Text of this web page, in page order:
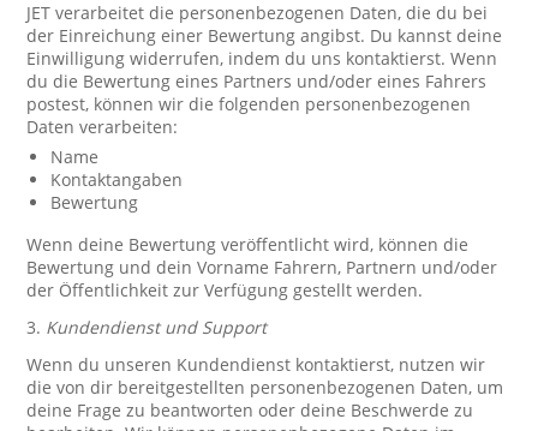
JET verarbeitet die personenbezogenen Daten, die du bei
der Einreichung einer Bewertung angibst. Du kannst deine
Einwilligung widerrufen, indem du uns kontaktierst. Wenn
du die Bewertung eines Partners und/oder eines Fahrers
postest, können wir die folgenden personenbezogenen
Daten verarbeiten:
Name
Kontaktangaben
Bewertung
Wenn deine Bewertung veröffentlicht wird, können die
Bewertung und dein Vorname Fahrern, Partnern und/oder
der Öffentlichkeit zur Verfügung gestellt werden.
3. Kundendienst und Support
Wenn du unseren Kundendienst kontaktierst, nutzen wir
die von dir bereitgestellten personenbezogenen Daten, um
deine Frage zu beantworten oder deine Beschwerde zu